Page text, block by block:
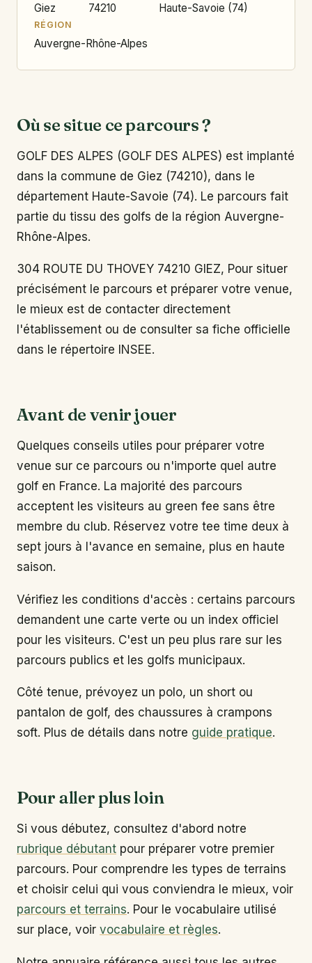
Giez 74210 Haute-Savoie (74)
RÉGION
Auvergne-Rhône-Alpes
Où se situe ce parcours ?
GOLF DES ALPES (GOLF DES ALPES) est implanté
dans la commune de Giez (74210), dans le
département Haute-Savoie (74). Le parcours fait
partie du tissu des golfs de la région Auvergne-
Rhône-Alpes.
304 ROUTE DU THOVEY 74210 GIEZ, Pour situer
précisément le parcours et préparer votre venue,
le mieux est de contacter directement
l'établissement ou de consulter sa fiche officielle
dans le répertoire INSEE.
Avant de venir jouer
Quelques conseils utiles pour préparer votre
venue sur ce parcours ou n'importe quel autre
golf en France. La majorité des parcours
acceptent les visiteurs au green fee sans être
membre du club. Réservez votre tee time deux à
sept jours à l'avance en semaine, plus en haute
saison.
Vérifiez les conditions d'accès : certains parcours
demandent une carte verte ou un index officiel
pour les visiteurs. C'est un peu plus rare sur les
parcours publics et les golfs municipaux.
Côté tenue, prévoyez un polo, un short ou
pantalon de golf, des chaussures à crampons
soft. Plus de détails dans notre guide pratique.
Pour aller plus loin
Si vous débutez, consultez d'abord notre
rubrique débutant pour préparer votre premier
parcours. Pour comprendre les types de terrains
et choisir celui qui vous conviendra le mieux, voir
parcours et terrains. Pour le vocabulaire utilisé
sur place, voir vocabulaire et règles.